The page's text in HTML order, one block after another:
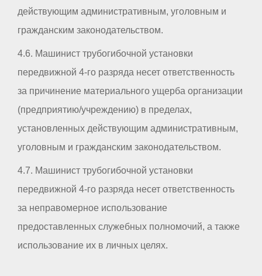
действующим административным, уголовным и
гражданским законодательством.
4.6. Машинист трубогибочной установки
передвижной 4-го разряда несет ответственность
за причинение материального ущерба организации
(предприятию/учреждению) в пределах,
установленных действующим административным,
уголовным и гражданским законодательством.
4.7. Машинист трубогибочной установки
передвижной 4-го разряда несет ответственность
за неправомерное использование
предоставленных служебных полномочий, а также
использование их в личных целях.